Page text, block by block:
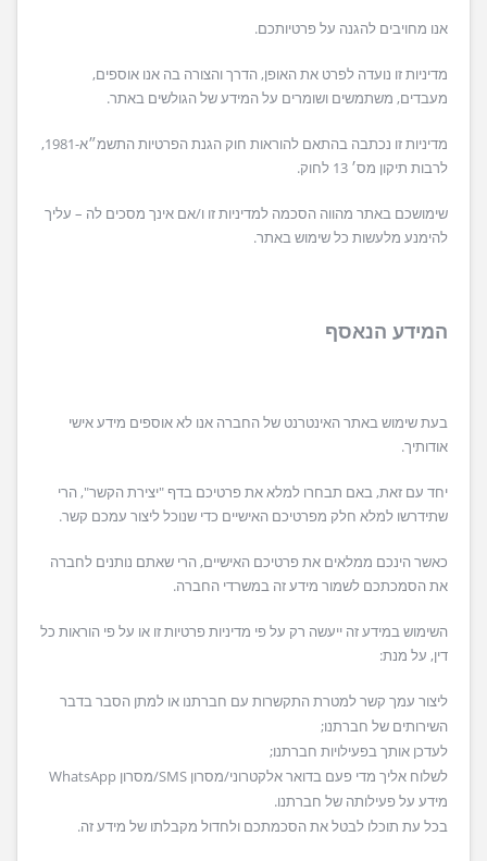
אנו מחויבים להגנה על פרטיותכם.
מדיניות זו נועדה לפרט את האופן, הדרך והצורה בה אנו אוספים,
מעבדים, משתמשים ושומרים על המידע של הגולשים באתר.
מדיניות זו נכתבה בהתאם להוראות חוק הגנת הפרטיות התשמ״א-1981,
לרבות תיקון מס׳ 13 לחוק.
שימושכם באתר מהווה הסכמה למדיניות זו ו/אם אינך מסכים לה – עליך
להימנע מלעשות כל שימוש באתר.
המידע הנאסף
בעת שימוש באתר האינטרנט של החברה אנו לא אוספים מידע אישי
אודותיך.
יחד עם זאת, באם תבחרו למלא את פרטיכם בדף "יצירת הקשר", הרי
שתידרשו למלא חלק מפרטיכם האישיים כדי שנוכל ליצור עמכם קשר.
כאשר הינכם ממלאים את פרטיכם האישיים, הרי שאתם נותנים לחברה
את הסמכתכם לשמור מידע זה במשרדי החברה.
השימוש במידע זה ייעשה רק על פי מדיניות פרטיות זו או על פי הוראות כל
דין, על מנת:
ליצור עמך קשר למטרת התקשרות עם חברתנו או למתן הסבר בדבר
השירותים של חברתנו;
לעדכן אותך בפעילויות חברתנו;
לשלוח אליך מדי פעם בדואר אלקטרוני/מסרון SMS/מסרון WhatsApp
מידע על פעילותה של חברתנו.
בכל עת תוכלו לבטל את הסכמתכם ולחדול מקבלתו של מידע זה.